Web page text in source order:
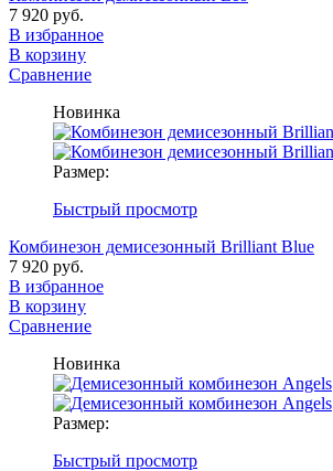
7 920 руб.
В избранное
В корзину
Сравнение
Новинка
Размер:
Быстрый просмотр
Комбинезон демисезонный Brilliant Blue
7 920 руб.
В избранное
В корзину
Сравнение
Новинка
Размер:
Быстрый просмотр